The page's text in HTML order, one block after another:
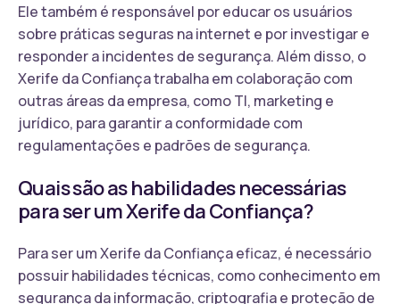
Ele também é responsável por educar os usuários
sobre práticas seguras na internet e por investigar e
responder a incidentes de segurança. Além disso, o
Xerife da Confiança trabalha em colaboração com
outras áreas da empresa, como TI, marketing e
jurídico, para garantir a conformidade com
regulamentações e padrões de segurança.
Quais são as habilidades necessárias
para ser um Xerife da Confiança?
Para ser um Xerife da Confiança eficaz, é necessário
possuir habilidades técnicas, como conhecimento em
segurança da informação, criptografia e proteção de